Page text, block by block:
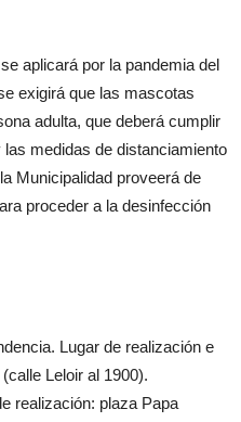
aplicará por la pandemia del
exigirá que las mascotas
adulta, que deberá cumplir
medidas de distanciamiento
Municipalidad proveerá de
proceder a la desinfección
Lugar de realización e
Leloir al 1900).
realización: plaza Papa